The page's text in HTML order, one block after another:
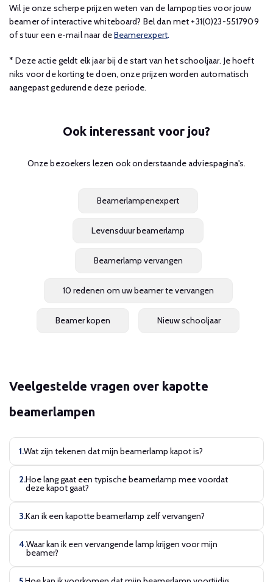
Wil je onze scherpe prijzen weten van de lampopties voor jouw
beamer of interactive whiteboard? Bel dan met +31(0)23-5517909
of stuur een e-mail naar deBeamerexpert.
* Deze actie geldt elk jaar bij de start van het schooljaar. Je hoeft
niks voor de korting te doen, onze prijzen worden automatisch
aangepast gedurende deze periode.
Ook interessant voor jou?
Onze bezoekers lezen ook onderstaande adviespagina's.
Beamerlampenexpert
Levensduur beamerlamp
Beamerlamp vervangen
10 redenen om uw beamer te vervangen
Beamer kopen Nieuw schooljaar
Veelgestelde vragen over kapotte
beamerlampen
Wat zijn tekenen dat mijn beamerlamp kapot is?
Hoe lang gaat een typische beamerlamp mee voordat
deze kapot gaat?
Kan ik een kapotte beamerlamp zelf vervangen?
Waar kan ik een vervangende lamp krijgen voor mijn
beamer?